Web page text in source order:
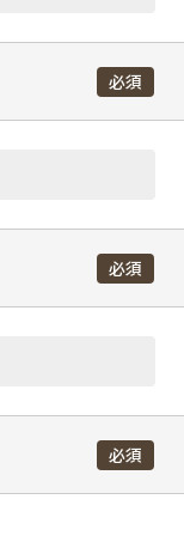
必須
必須
必須